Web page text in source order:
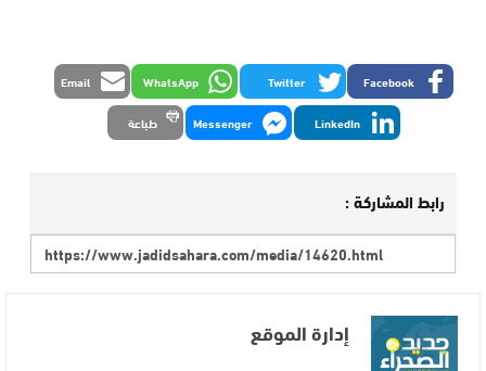
Facebook
Twitter
WhatsApp
Email
LinkedIn
Messenger طباعة
رابط المشاركة :
إدارة الموقع